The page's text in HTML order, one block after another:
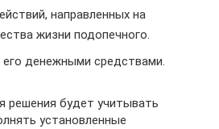
направленных на
жизни подопечного.
денежными средствами.
решения будет учитывать
установленные